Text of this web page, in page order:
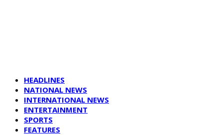
HEADLINES
NATIONAL NEWS
INTERNATIONAL NEWS
ENTERTAINMENT
SPORTS
FEATURES